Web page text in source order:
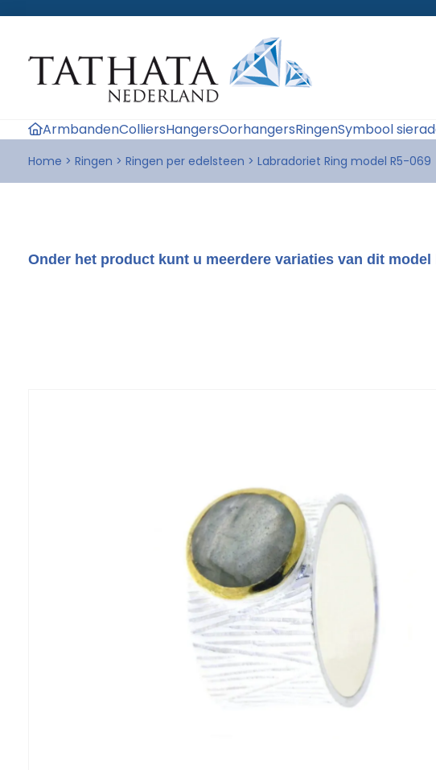
ArmbandenColliersHangersOorhangersRingenSymbool
Home > Ringen > Ringen per edelsteen > Labradoriet Ring model R5-069
Onder het product kunt u meerdere variaties van dit model